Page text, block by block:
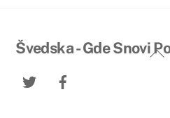
Švedska - Gde Snovi
Twitter